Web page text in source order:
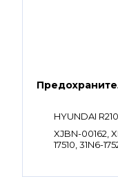
HYUNDAI
XJBN-00162,
17510, 31N6-